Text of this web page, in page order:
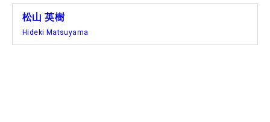
松山 英樹
Hideki Matsuyama